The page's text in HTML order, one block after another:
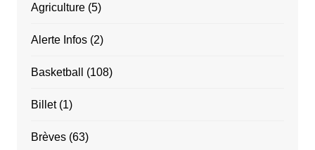
Agriculture(5)
Alerte Infos(2)
Basketball (108)
Billet(1)
Brèves(63)